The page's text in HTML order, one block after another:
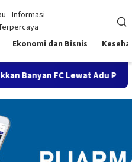
Ekonomi dan Bisnis
Lewat Adu Penalti